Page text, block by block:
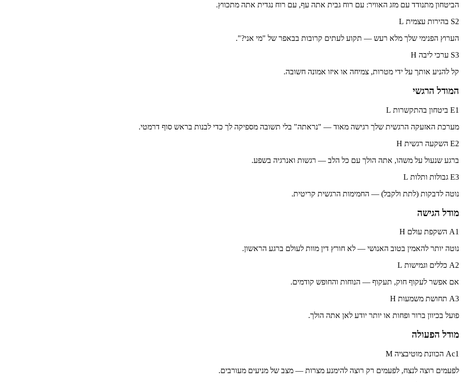
הביטחון מתנודד עם מזג האוויר: עם רוח גבית אתה עף, עם רוח נגדית אתה מתכווץ.
S2 בהירות עצמית
L
הערוץ הפנימי שלך מלא רעש — תקוע לעתים קרובות בבאפר של "מי אני?".
S3 ערכי ליבה
H
קל להניע אותך על ידי מטרות, צמיחה או איזו אמונה חשובה.
המודל הרגשי
E1 ביטחון בהתקשרות
L
מערכת האזעקה הרגשית שלך רגישה מאוד — "נראתה" בלי תשובה מספיקה לך כדי לבנות בראש סוף דרמטי.
E2 השקעה רגשית
H
ברגע שנעול על משהו, אתה הולך עם כל הלב — רגשות ואנרגיה בשפע.
E3 גבולות ותלות
L
נוטה לדבקות (לתת ולקבל) — החמימות הרגשית קריטית.
מודל הגישה
A1 השקפת עולם
H
נוטה יותר להאמין בטוב האנושי — לא חורץ דין מוות לעולם ברגע הראשון.
A2 כללים וגמישות
L
אם אפשר לעקוף חוק, תעקוף — הנוחות והחופש קודמים.
A3 תחושת משמעות
H
פועל בכיוון ברור ופחות או יותר יודע לאן אתה הולך.
מודל הפעולה
Ac1 הכוונת מוטיבציה
M
לפעמים רוצה לנצח, לפעמים רק רוצה להימנע מצרות — מצב של מניעים מעורבים.